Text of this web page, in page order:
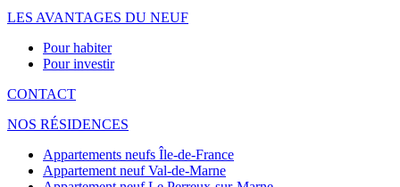
LES AVANTAGES DU NEUF
Pour habiter
Pour investir
CONTACT
NOS RÉSIDENCES
Appartements neufs Île-de-France
Appartement neuf Val-de-Marne